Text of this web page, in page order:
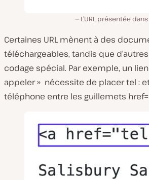
L’URL présentée
Certaines URL mènent à des
téléchargeables, tandis que
codage spécial. Par exemple, un
appeler » nécessite de placertel :
téléphone entre les guillemets href=